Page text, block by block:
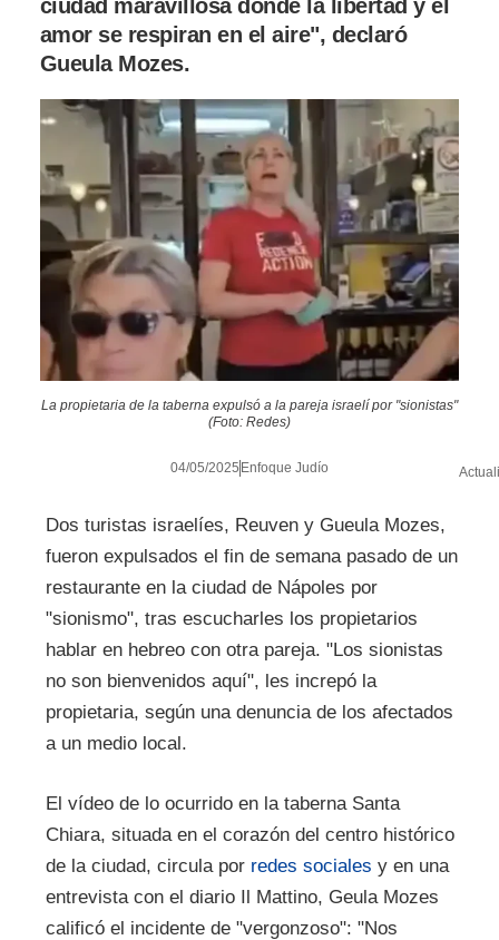
ciudad maravillosa donde la libertad y el
amor se respiran en el aire", declaró
Gueula Mozes.
La propietaria de la taberna expulsó a la pareja israelí por "sionistas"
(Foto: Redes)
04/05/2025 Enfoque Judío
Dos turistas israelíes, Reuven y Gueula Mozes,
fueron expulsados el fin de semana pasado ​​de un
restaurante en la ciudad de Nápoles por
"sionismo", tras escucharles los propietarios
hablar en hebreo con otra pareja. "Los sionistas
no son bienvenidos aquí", les increpó la
propietaria, según una denuncia de los afectados
a un medio local.
El vídeo de lo ocurrido en la taberna Santa
Chiara, situada en el corazón del centro histórico
de la ciudad, circula por redes sociales y en una
entrevista con el diario Il Mattino, Geula Mozes
calificó el incidente de "vergonzoso": "Nos